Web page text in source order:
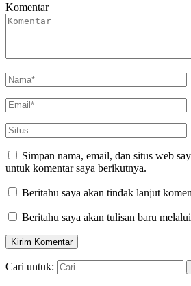
Komentar
Simpan nama, email, dan situs web
untuk komentar saya berikutnya.
Beritahu saya akan tindak lanjut
Beritahu saya akan tulisan baru
Cari untuk: